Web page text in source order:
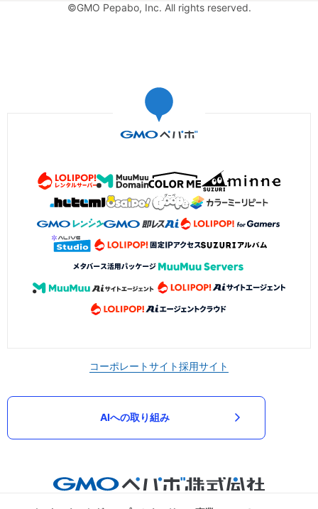
©GMO Pepabo, Inc. All rights reserved.
コーポレートサイト採用サイト
AIへの取り組み